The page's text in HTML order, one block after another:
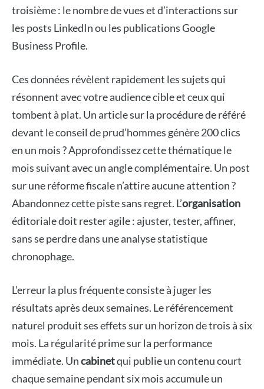
troisième : le nombre de vues et d’interactions sur
les posts LinkedIn ou les publications Google
Business Profile.
Ces données révèlent rapidement les sujets qui
résonnent avec votre audience cible et ceux qui
tombent à plat. Un article sur la procédure de référé
devant le conseil de prud’hommes génère 200 clics
en un mois ? Approfondissez cette thématique le
mois suivant avec un angle complémentaire. Un post
sur une réforme fiscale n’attire aucune attention ?
Abandonnez cette piste sans regret. L’organisation
éditoriale doit rester agile : ajuster, tester, affiner,
sans se perdre dans une analyse statistique
chronophage.
L’erreur la plus fréquente consiste à juger les
résultats après deux semaines. Le référencement
naturel produit ses effets sur un horizon de trois à six
mois. La régularité prime sur la performance
immédiate. Uncabinetqui publie un contenu court
chaque semaine pendant six mois accumule un